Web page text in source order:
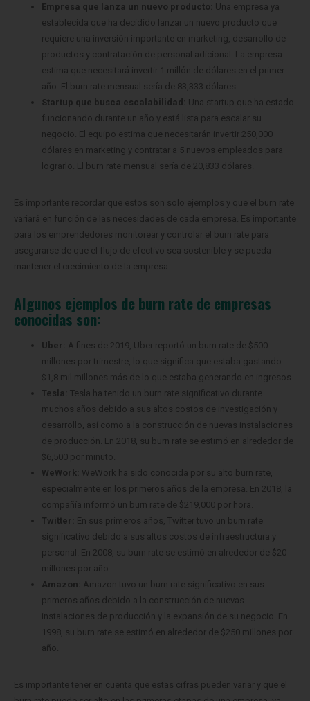
Empresa que lanza un nuevo producto: Una empresa ya
establecida que ha decidido lanzar un nuevo producto que
requiere una inversión importante en marketing, desarrollo de
productos y contratación de personal adicional. La empresa
estima que necesitará invertir 1 millón de dólares en el primer
año. El burn rate mensual sería de 83,333 dólares.
Startup que busca escalabilidad: Una startup que ha estado
funcionando durante un año y está lista para escalar su
negocio. El equipo estima que necesitarán invertir 250,000
dólares en marketing y contratar a 5 nuevos empleados para
lograrlo. El burn rate mensual sería de 20,833 dólares.
Es importante recordar que estos son solo ejemplos y que el burn rate
variará en función de las necesidades de cada empresa. Es importante
para los emprendedores monitorear y controlar el burn rate para
asegurarse de que el flujo de efectivo sea sostenible y se pueda
mantener el crecimiento de la empresa.
Algunos ejemplos de burn rate de empresas
conocidas son:
Uber: A fines de 2019, Uber reportó un burn rate de $500
millones por trimestre, lo que significa que estaba gastando
$1,8 mil millones más de lo que estaba generando en ingresos.
Tesla: Tesla ha tenido un burn rate significativo durante
muchos años debido a sus altos costos de investigación y
desarrollo, así como a la construcción de nuevas instalaciones
de producción. En 2018, su burn rate se estimó en alrededor de
$6,500 por minuto.
WeWork: WeWork ha sido conocida por su alto burn rate,
especialmente en los primeros años de la empresa. En 2018, la
compañía informó un burn rate de $219,000 por hora.
Twitter: En sus primeros años, Twitter tuvo un burn rate
significativo debido a sus altos costos de infraestructura y
personal. En 2008, su burn rate se estimó en alrededor de $20
millones por año.
Amazon: Amazon tuvo un burn rate significativo en sus
primeros años debido a la construcción de nuevas
instalaciones de producción y la expansión de su negocio. En
1998, su burn rate se estimó en alrededor de $250 millones por
año.
Es importante tener en cuenta que estas cifras pueden variar y que el